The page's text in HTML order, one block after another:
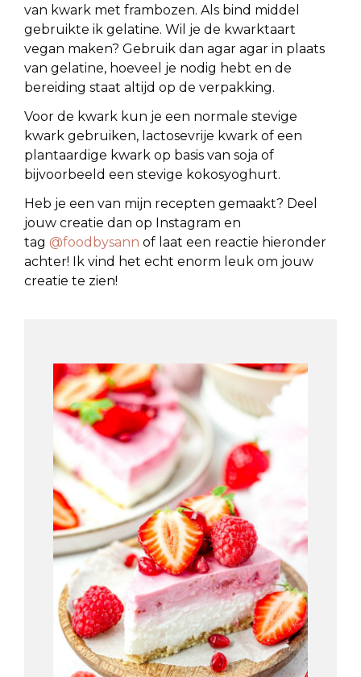
van kwark met frambozen. Als bind middel
gebruikte ik gelatine. Wil je de kwarktaart
vegan maken? Gebruik dan agar agar in plaats
van gelatine, hoeveel je nodig hebt en de
bereiding staat altijd op de verpakking.
Voor de kwark kun je een normale stevige
kwark gebruiken, lactosevrije kwark of een
plantaardige kwark op basis van soja of
bijvoorbeeld een stevige kokosyoghurt.
Heb je een van mijn recepten gemaakt? Deel
jouw creatie dan op Instagram en
tag @foodbysann of laat een reactie hieronder
achter! Ik vind het echt enorm leuk om jouw
creatie te zien!